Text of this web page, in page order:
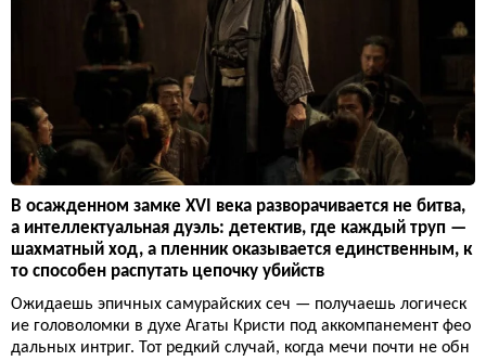
В осажденном замке XVI века разворачивается не битва,
а интеллектуальная дуэль: детектив, где каждый труп —
шахматный ход, а пленник оказывается единственным, к
то способен распутать цепочку убийств
Ожидаешь эпичных самурайских сеч — получаешь логическ
ие головоломки в духе Агаты Кристи под аккомпанемент фео
дальных интриг. Тот редкий случай, когда мечи почти не обн